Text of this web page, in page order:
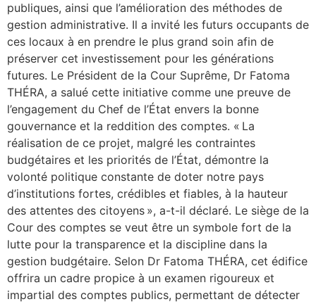
publiques, ainsi que l’amélioration des méthodes de
gestion administrative. Il a invité les futurs occupants de
ces locaux à en prendre le plus grand soin afin de
préserver cet investissement pour les générations
futures. Le Président de la Cour Suprême, Dr Fatoma
THÉRA, a salué cette initiative comme une preuve de
l’engagement du Chef de l’État envers la bonne
gouvernance et la reddition des comptes. « La
réalisation de ce projet, malgré les contraintes
budgétaires et les priorités de l’État, démontre la
volonté politique constante de doter notre pays
d’institutions fortes, crédibles et fiables, à la hauteur
des attentes des citoyens », a-t-il déclaré. Le siège de la
Cour des comptes se veut être un symbole fort de la
lutte pour la transparence et la discipline dans la
gestion budgétaire. Selon Dr Fatoma THÉRA, cet édifice
offrira un cadre propice à un examen rigoureux et
impartial des comptes publics, permettant de détecter